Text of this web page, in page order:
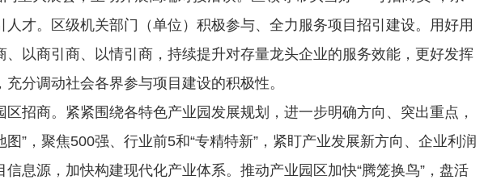
人才。区级机关部门（单位）积极参与、全力服务项目招引建设。用好用
、以商引商、以情引商，持续提升对存量龙头企业的服务效能，更好发挥
分调动社会各界参与项目建设的积极性。
区招商。紧紧围绕各特色产业园发展规划，进一步明确方向、突出重点，
图”，聚焦500强、行业前5和“专精特新”，紧盯产业发展新方向、企业利润
息源，加快构建现代化产业体系。推动产业园区加快“腾笼换鸟”，盘活